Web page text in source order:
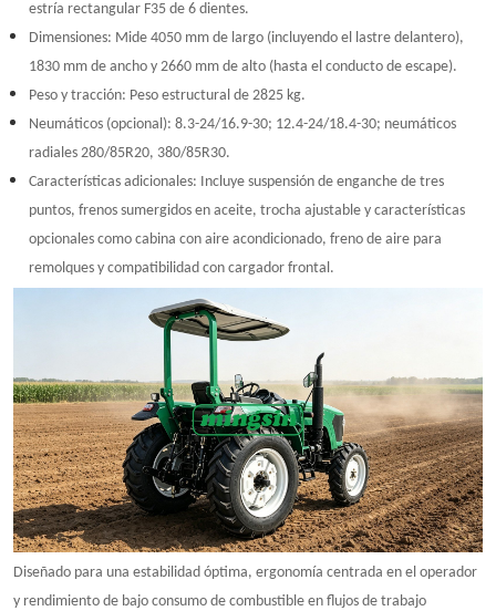
estría rectangular F35 de 6 dientes.
Dimensiones: Mide 4050 mm de largo (incluyendo el lastre delantero),
1830 mm de ancho y 2660 mm de alto (hasta el conducto de escape).
Peso y tracción: Peso estructural de 2825 kg.
Neumáticos (opcional): 8.3-24/16.9-30; 12.4-24/18.4-30; neumáticos
radiales 280/85R20, 380/85R30.
Características adicionales: Incluye suspensión de enganche de tres
puntos, frenos sumergidos en aceite, trocha ajustable y características
opcionales como cabina con aire acondicionado, freno de aire para
remolques y compatibilidad con cargador frontal.
Diseñado para una estabilidad óptima, ergonomía centrada en el operador
y rendimiento de bajo consumo de combustible en flujos de trabajo